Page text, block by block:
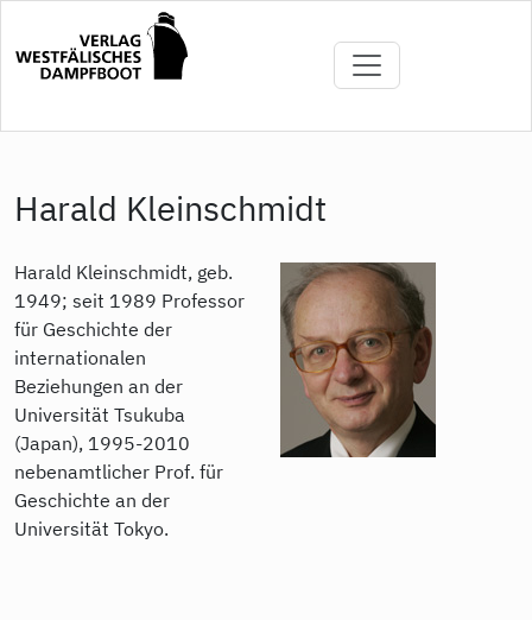
Inhalt
Harald Kleinschmidt
Harald Kleinschmidt, geb.
1949; seit 1989 Professor
für Geschichte der
internationalen
Beziehungen an der
Universität Tsukuba
(Japan), 1995-2010
nebenamtlicher Prof. für
Geschichte an der
Universität Tokyo.